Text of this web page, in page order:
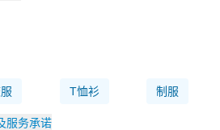
T恤衫 制服
服务承诺